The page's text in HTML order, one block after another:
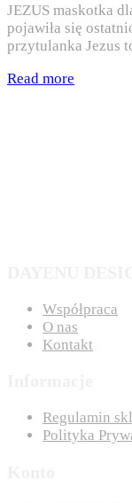
JEZUS maskotka
pojawiła się
przytulanka Jezus
Read more
Współpraca
O nas
Kontakt
Regulamin
Polityka